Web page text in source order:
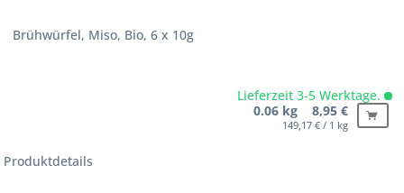
Brühwürfel, Miso, Bio, 6 x 10g
Lieferzeit 3-5 Werktage.
0.06 kg 8,95 €
149,17 € / 1 kg
Produktdetails